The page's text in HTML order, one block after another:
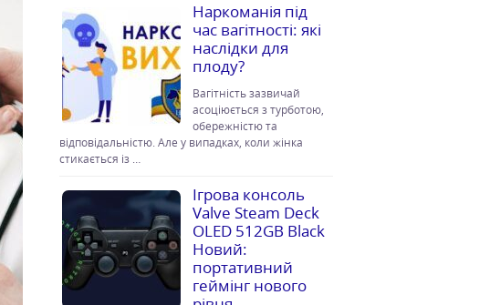
Наркоманія під
час вагітності: які
наслідки для
плоду?
Вагітність зазвичай
асоціюється з турботою,
обережністю та
відповідальністю. Але у випадках, коли жінка
стикається із …
Ігрова консоль
Valve Steam Deck
OLED 512GB Black
Новий:
портативний
геймінг нового